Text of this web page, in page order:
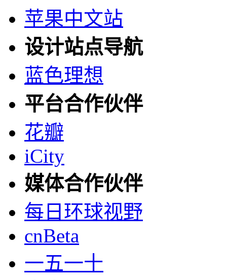
苹果中文站
设计站点导航
蓝色理想
平台合作伙伴
花瓣
iCity
媒体合作伙伴
每日环球视野
cnBeta
一五一十